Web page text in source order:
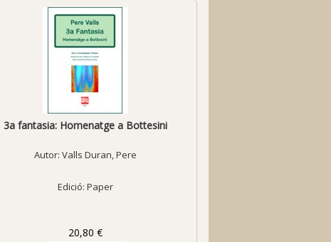
3a fantasia: Homenatge a Bottesini
Autor: Valls Duran, Pere
Edició: Paper
20,80 €